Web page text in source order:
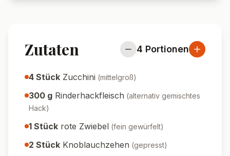
Zutaten 4 Portionen
4 Stück Zucchini (mittelgroß)
300 g Rinderhackfleisch (alternativ gemischtes
Hack)
1 Stück rote Zwiebel (fein gewürfelt)
2 Stück Knoblauchzehen (gepresst)